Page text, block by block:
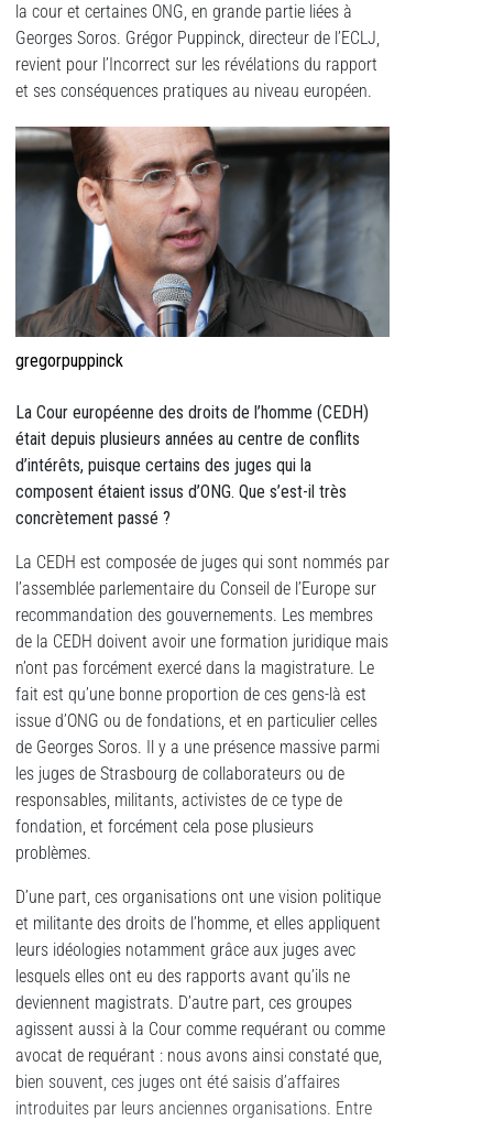
la cour et certaines ONG, en grande partie liées à
Georges Soros. Grégor Puppinck, directeur de l’ECLJ,
revient pour l’Incorrect sur les révélations du rapport
et ses conséquences pratiques au niveau européen.
gregorpuppinck
La Cour européenne des droits de l’homme (CEDH)
était depuis plusieurs années au centre de conflits
d’intérêts, puisque certains des juges qui la
composent étaient issus d’ONG. Que s’est-il très
concrètement passé ?
La CEDH est composée de juges qui sont nommés par
l’assemblée parlementaire du Conseil de l’Europe sur
recommandation des gouvernements. Les membres
de la CEDH doivent avoir une formation juridique mais
n’ont pas forcément exercé dans la magistrature. Le
fait est qu’une bonne proportion de ces gens-là est
issue d’ONG ou de fondations, et en particulier celles
de Georges Soros. Il y a une présence massive parmi
les juges de Strasbourg de collaborateurs ou de
responsables, militants, activistes de ce type de
fondation, et forcément cela pose plusieurs
problèmes.
D’une part, ces organisations ont une vision politique
et militante des droits de l’homme, et elles appliquent
leurs idéologies notamment grâce aux juges avec
lesquels elles ont eu des rapports avant qu’ils ne
deviennent magistrats. D’autre part, ces groupes
agissent aussi à la Cour comme requérant ou comme
avocat de requérant : nous avons ainsi constaté que,
bien souvent, ces juges ont été saisis d’affaires
introduites par leurs anciennes organisations. Entre